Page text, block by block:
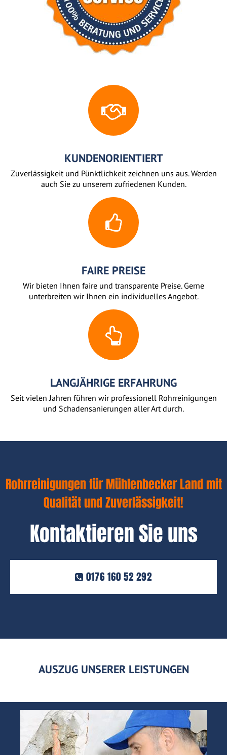
KUNDENORIENTIERT
Zuverlässigkeit und Pünktlichkeit zeichnen uns aus. Werden
auch Sie zu unserem zufriedenen Kunden.
FAIRE PREISE
Wir bieten Ihnen faire und transparente Preise. Gerne
unterbreiten wir Ihnen ein individuelles Angebot.
LANGJÄHRIGE ERFAHRUNG
Seit vielen Jahren führen wir professionell Rohrreinigungen
und Schadensanierungen aller Art durch.
Rohrreinigungen für Mühlenbecker Land mit
Qualität und Zuverlässigkeit!
Kontaktieren Sie uns
0176 160 52 292
AUSZUG UNSERER LEISTUNGEN